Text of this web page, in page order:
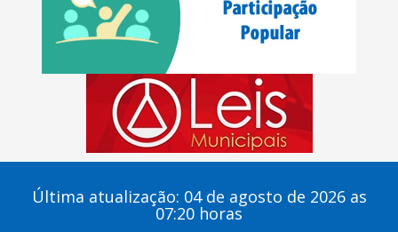
Última atualização: 04 de agosto de 2026 as
07:20 horas